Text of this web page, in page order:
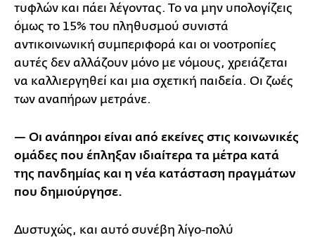
τυφλών και πάει λέγοντας. Το να μην υπολογίζεις
όμως το 15% του πληθυσμού συνιστά
αντικοινωνική συμπεριφορά και οι νοοτροπίες
αυτές δεν αλλάζουν μόνο με νόμους, χρειάζεται
να καλλιεργηθεί και μια σχετική παιδεία. Οι ζωές
των αναπήρων μετράνε.
— Οι ανάπηροι είναι από εκείνες στις κοινωνικές
ομάδες που έπληξαν ιδιαίτερα τα μέτρα κατά
της πανδημίας και η νέα κατάσταση πραγμάτων
που δημιούργησε.
Δυστυχώς, και αυτό συνέβη λίγο-πολύ